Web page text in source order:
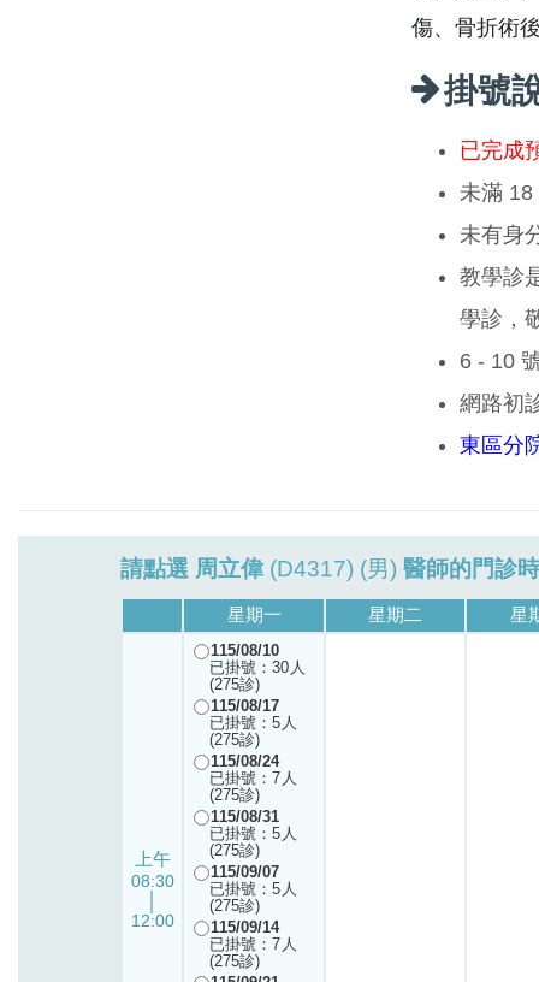
傷、骨折術
掛號
已完成
未滿 18
未有身
教學診
學診，
6 - 10
網路初
東區分